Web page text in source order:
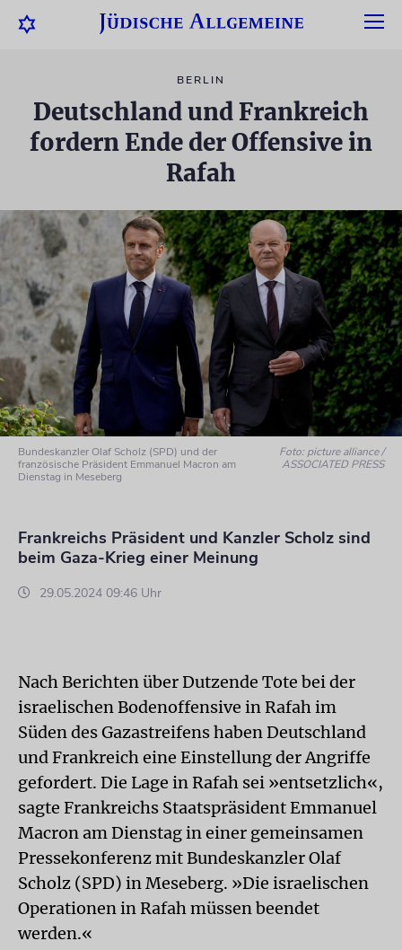
BERLIN
Deutschland und Frankreich
fordern Ende der Offensive in
Rafah
Bundeskanzler Olaf Scholz (SPD) und der
französische Präsident Emmanuel Macron am
Dienstag in Meseberg
Foto: picture alliance /
ASSOCIATED PRESS
Frankreichs Präsident und Kanzler Scholz sind
beim Gaza-Krieg einer Meinung
29.05.2024 09:46 Uhr
Nach Berichten über Dutzende Tote bei der
israelischen Bodenoffensive in Rafah im
Süden des Gazastreifens haben Deutschland
und Frankreich eine Einstellung der Angriffe
gefordert. Die Lage in Rafah sei »entsetzlich«,
sagte Frankreichs Staatspräsident Emmanuel
Macron am Dienstag in einer gemeinsamen
Pressekonferenz mit Bundeskanzler Olaf
Scholz (SPD) in Meseberg. »Die israelischen
Operationen in Rafah müssen beendet
werden.«